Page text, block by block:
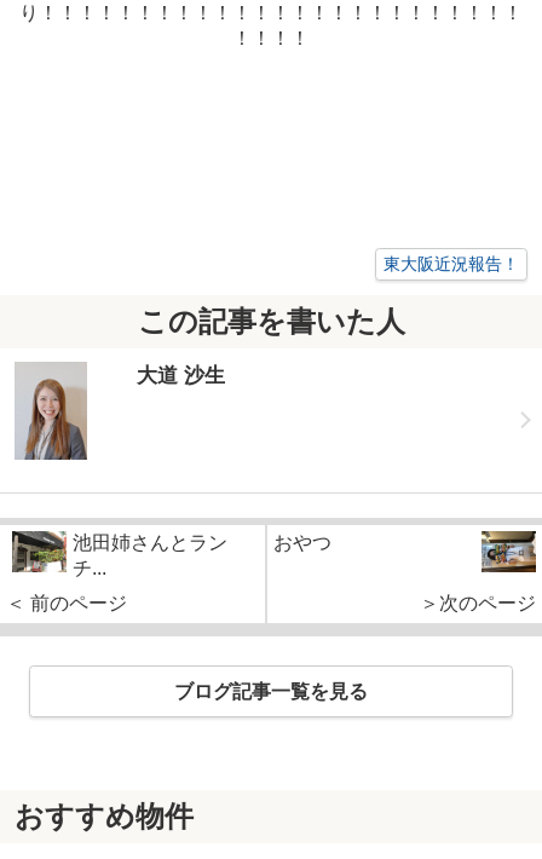
り！！！！！！！！！！！！！！！！！！！！！！！！！
！！！！
東大阪近況報告！
この記事を書いた人
大道 沙生
池田姉さんとラン
チ...
＜ 前のページ
おやつ
＞次のページ
ブログ記事一覧を見る
おすすめ物件